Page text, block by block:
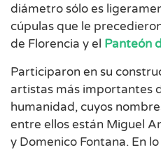
diámetro sólo es
cúpulas que le
de Florencia y el Panteón
Participaron en su
artistas más importantes
humanidad, cuyos
entre ellos están Miguel
y Domenico Fontana. En